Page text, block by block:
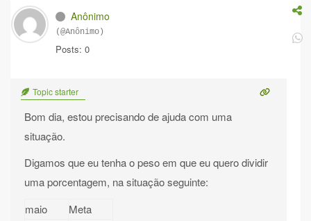
Anônimo
(@Anônimo)
Posts: 0
Topic starter
Bom dia, estou precisando de ajuda com uma
situação.
Digamos que eu tenha o peso em que eu quero dividir
uma porcentagem, na situação seguinte:
maio
Meta